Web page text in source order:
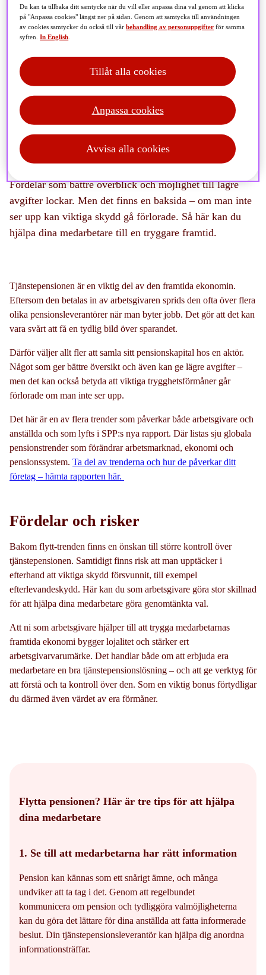
Fördelar som bättre överblick och möjlighet till lägre
avgifter lockar. Men det finns en baksida – om man inte
ser upp kan viktiga skydd gå förlorade. Så här kan du
hjälpa dina medarbetare till en tryggare framtid.
Tjänstepensionen är en viktig del av den framtida ekonomin.
Eftersom den betalas in av arbetsgivaren sprids den ofta över flera
olika pensionsleverantörer när man byter jobb. Det gör att det kan
vara svårt att få en tydlig bild över sparandet.
Därför väljer allt fler att samla sitt pensionskapital hos en aktör.
Något som ger bättre översikt och även kan ge lägre avgifter –
men det kan också betyda att viktiga trygghetsförmåner går
förlorade om man inte ser upp.
Det här är en av flera trender som påverkar både arbetsgivare och
anställda och som lyfts i SPP:s nya rapport. Där listas sju globala
pensionstrender som förändrar arbetsmarknad, ekonomi och
pensionssystem. Ta del av trenderna och hur de påverkar ditt
företag – hämta rapporten här.
Fördelar och risker
Bakom flytt-trenden finns en önskan till större kontroll över
tjänstepensionen. Samtidigt finns risk att man upptäcker i
efterhand att viktiga skydd försvunnit, till exempel
efterlevandeskydd. Här kan du som arbetsgivare göra stor skillnad
för att hjälpa dina medarbetare göra genomtänkta val.
Att ni som arbetsgivare hjälper till att trygga medarbetarnas
framtida ekonomi bygger lojalitet och stärker ert
arbetsgivarvarumärke. Det handlar både om att erbjuda era
medarbetare en bra tjänstepensionslösning – och att ge verktyg för
att förstå och ta kontroll över den. Som en viktig bonus förtydligar
du därmed även värdet av era förmåner.
Flytta pensionen? Här är tre tips för att hjälpa
dina medarbetare
1. Se till att medarbetarna har rätt information
Pension kan kännas som ett snårigt ämne, och många
undviker att ta tag i det. Genom att regelbundet
kommunicera om pension och tydliggöra valmöjligheterna
kan du göra det lättare för dina anställda att fatta informerade
beslut. Din tjänstepensionsleverantör kan hjälpa dig anordna
informationsträffar.
Du kan ta tillbaka ditt samtycke när du vill eller anpassa dina val genom att klicka
på "Anpassa cookies" längst ner på sidan. Genom att samtycka till användningen
av cookies samtycker du också till vårbehandling av personuppgifter för samma
syften.In English
Anpassa cookies
Avvisa alla cookies
Tillåt alla cookies